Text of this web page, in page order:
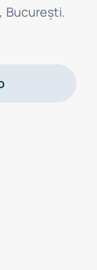
Bucureşti.